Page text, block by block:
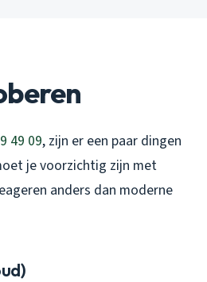
49 09, zijn er een paar dingen
je voorzichtig zijn met
anders dan moderne